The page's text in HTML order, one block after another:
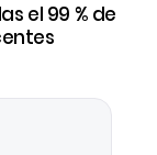
el 99 % de